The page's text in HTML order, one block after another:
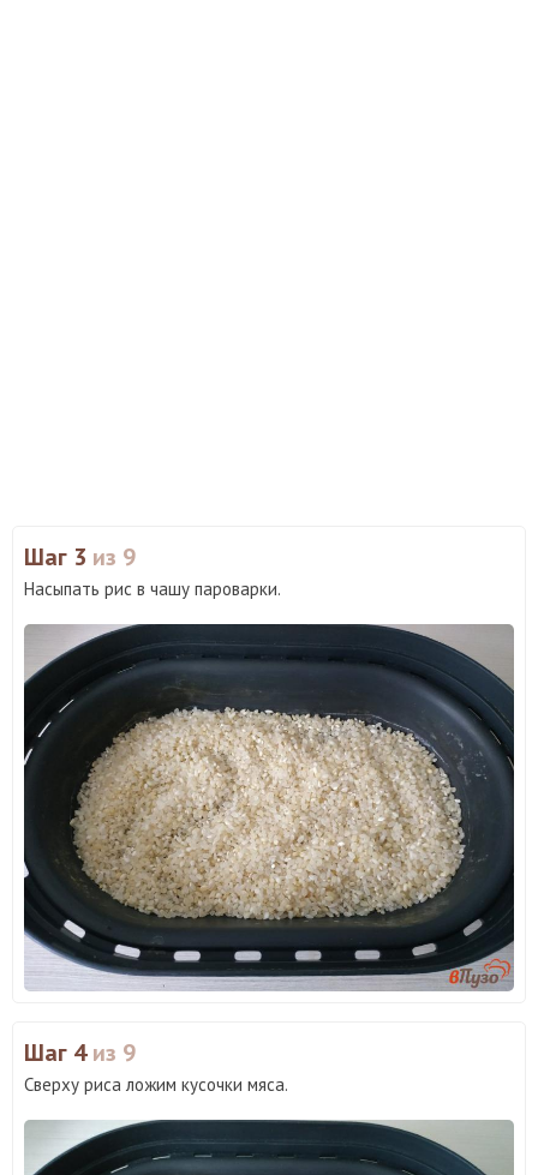
Шаг 3 из 9
Насыпать рис в чашу пароварки.
Шаг 4из 9
Сверху риса ложим кусочки мяса.